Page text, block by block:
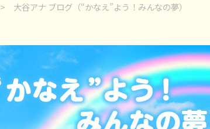
大谷アナ ブログ（“かなえ”よう！みんなの夢）